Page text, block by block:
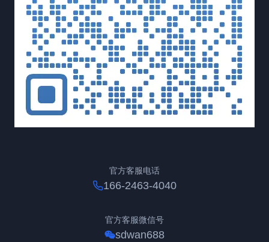
官方客服电话
166-2463-4040
官方客服微信号
sdwan688